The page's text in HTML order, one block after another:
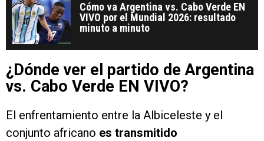
Cómo va Argentina vs. Cabo Verde EN
VIVO por el Mundial 2026: resultado
minuto a minuto
¿Dónde ver el partido de Argentina
vs. Cabo Verde EN VIVO?
El enfrentamiento entre la Albiceleste y el
conjunto africano es transmitido